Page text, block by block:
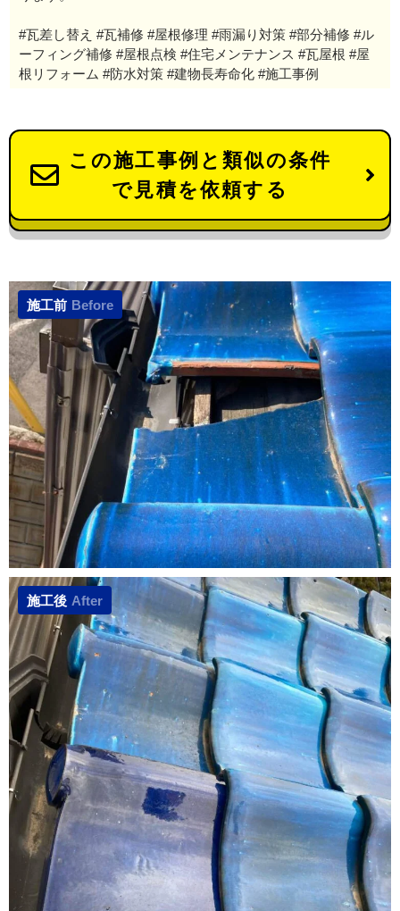
#瓦差し替え #瓦補修 #屋根修理 #雨漏り対策 #部分補修 #ル
ーフィング補修 #屋根点検 #住宅メンテナンス #瓦屋根 #屋
根リフォーム #防水対策 #建物長寿命化 #施工事例
この施工事例と類似の条件
で見積を依頼する
施工前 Before
施工後 After